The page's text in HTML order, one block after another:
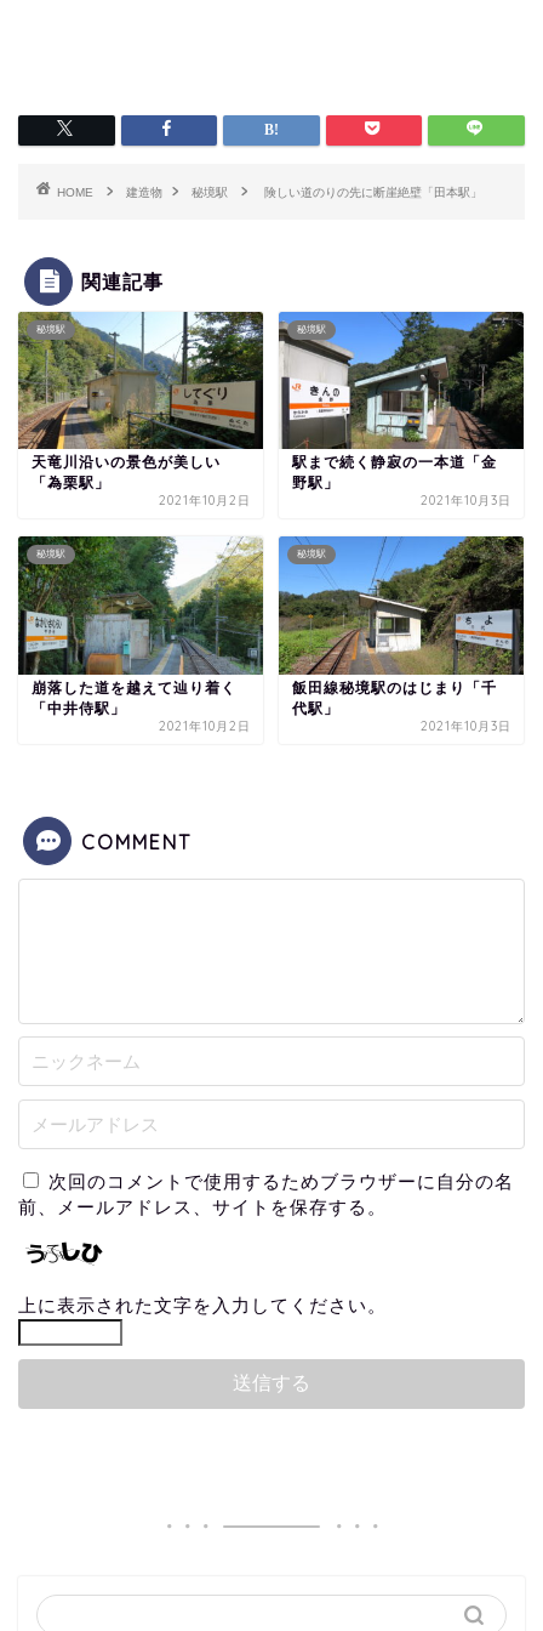
HOME 建造物 秘境駅 険しい道のりの先に断崖絶壁「田本駅」
関連記事
秘境駅
天竜川沿いの景色が美しい
「為栗駅」
2021年10月2日
秘境駅
駅まで続く静寂の一本道「金
野駅」
2021年10月3日
秘境駅
崩落した道を越えて辿り着く
「中井侍駅」
2021年10月2日
秘境駅
飯田線秘境駅のはじまり「千
代駅」
2021年10月3日
COMMENT
次回のコメントで使用するためブラウザーに自分の名
前、メールアドレス、サイトを保存する。
上に表示された文字を入力してください。